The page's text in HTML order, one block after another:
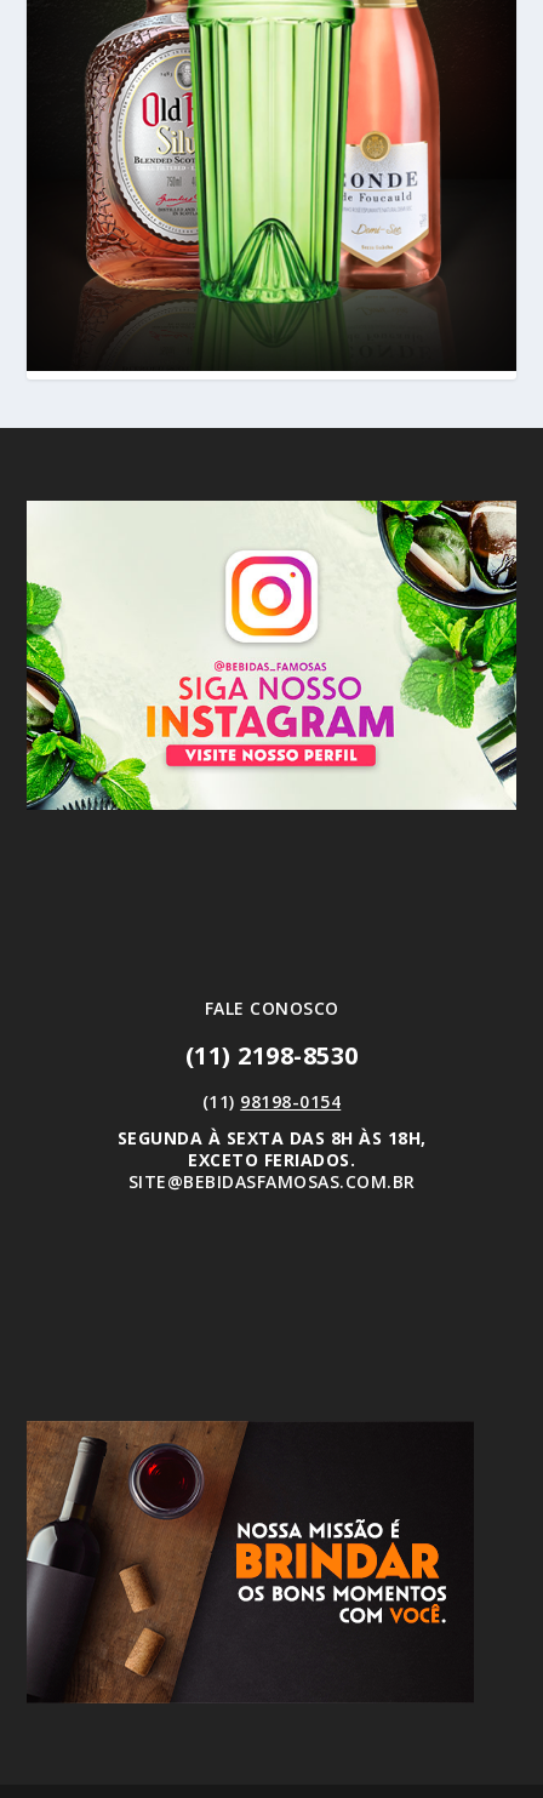
FALE CONOSCO
(11) 2198-8530
(11) 98198-0154
SEGUNDA À SEXTA DAS 8H ÀS 18H,
EXCETO FERIADOS.
SITE@BEBIDASFAMOSAS.COM.BR